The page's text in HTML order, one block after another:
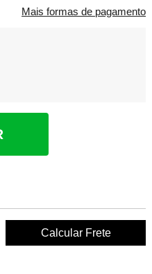
Mais formas de pagamento